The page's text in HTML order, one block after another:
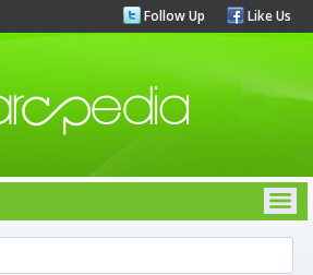
Follow Up Like Us